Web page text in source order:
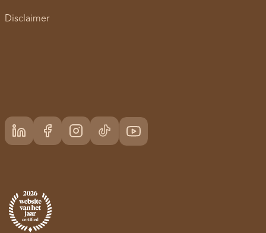
Disclaimer